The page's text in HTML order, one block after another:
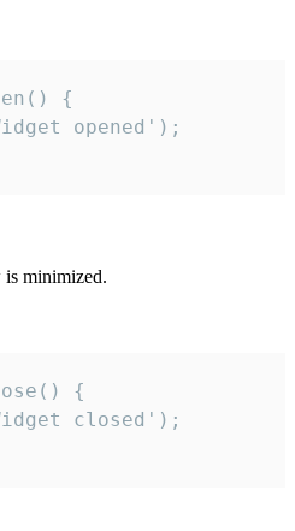
{
opened');
is minimized.
{
closed');